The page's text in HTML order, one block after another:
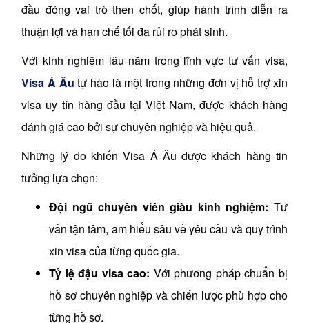
đầu đóng vai trò then chốt, giúp hành trình diễn ra
thuận lợi và hạn chế tối đa rủi ro phát sinh.
Với kinh nghiệm lâu năm trong lĩnh vực tư vấn visa,
Visa Á Âu tự hào là một trong những đơn vị hỗ trợ xin
visa uy tín hàng đầu tại Việt Nam, được khách hàng
đánh giá cao bởi sự chuyên nghiệp và hiệu quả.
Những lý do khiến Visa Á Âu được khách hàng tin
tưởng lựa chọn:
Đội ngũ chuyên viên giàu kinh nghiệm: Tư
vấn tận tâm, am hiểu sâu về yêu cầu và quy trình
xin visa của từng quốc gia.
Tỷ lệ đậu visa cao: Với phương pháp chuẩn bị
hồ sơ chuyên nghiệp và chiến lược phù hợp cho
từng hồ sơ.